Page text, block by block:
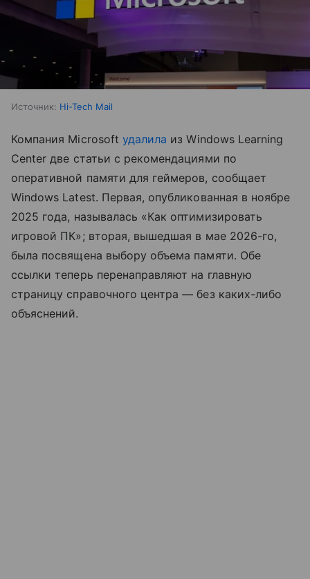
Источник: Hi-Tech Mail
Компания Microsoft удалила из Windows Learning
Center две статьи с рекомендациями по
оперативной памяти для геймеров, сообщает
Windows Latest. Первая, опубликованная в ноябре
2025 года, называлась «Как оптимизировать
игровой ПК»; вторая, вышедшая в мае 2026-го,
была посвящена выбору объема памяти. Обе
ссылки теперь перенаправляют на главную
страницу справочного центра — без каких-либо
объяснений.